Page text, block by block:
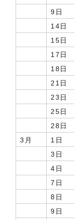
9日
14日
15日
17日
18日
21日
23日
25日
28日
3月
1日
3日
4日
7日
8日
9日